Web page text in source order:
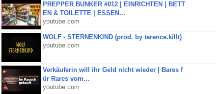
PREPPER BUNKER #012 | EINRICHTEN | BETT
EN & TOILETTE | ESSEN...
youtube.com
WOLF - STERNENKIND (prod. by terence.killt)
youtube.com
Verkäuferin will ihr Geld nicht wieder | Bares f
ür Rares vom...
youtube.com